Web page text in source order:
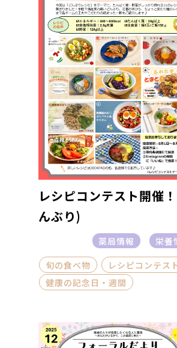
レシピコンテスト開催
んぶり)
薬局情報
栄養
旬の食べ物
レシピコンテス
健康の記念日・週間